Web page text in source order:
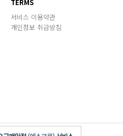
TERMS
서비스 이용약관
개인정보 취급방침